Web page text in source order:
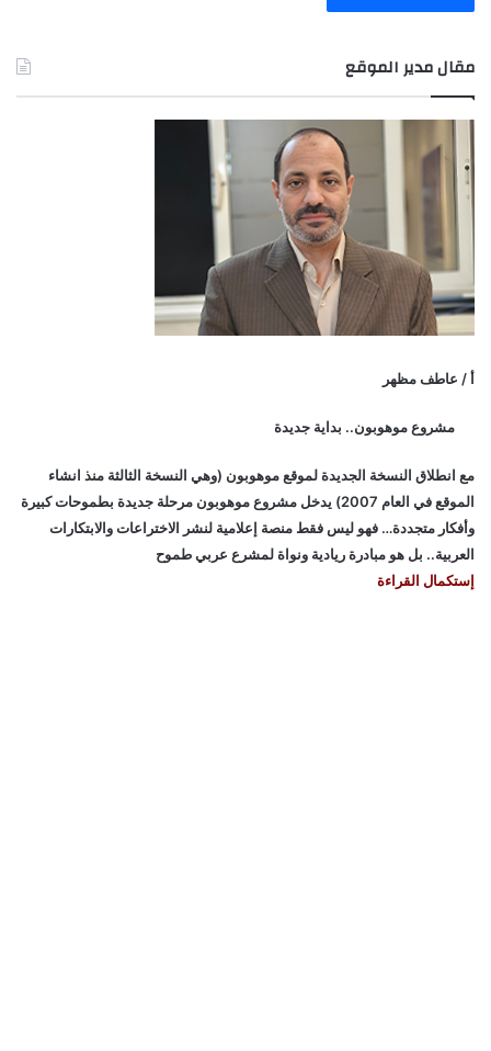
مقال مدير الموقع
أ / عاطف مظهر
مشروع موهوبون.. بداية جديدة
مع انطلاق النسخة الجديدة لموقع موهوبون (وهي النسخة الثالثة منذ انشاء
الموقع في العام 2007) يدخل مشروع موهوبون مرحلة جديدة بطموحات كبيرة
وأفكار متجددة… فهو ليس فقط منصة إعلامية لنشر الاختراعات والابتكارات
العربية.. بل هو مبادرة ريادية ونواة لمشرع عربي طموح
إستكمال القراءة